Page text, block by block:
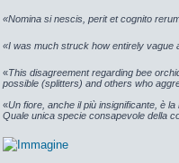
«Nomina si nescis, perit et cognito
«I was much struck how entirely vague
«This disagreement regarding bee
possible (splitters) and others who
«Un fiore, anche il più insignificante, è
Quale unica specie consapevole della